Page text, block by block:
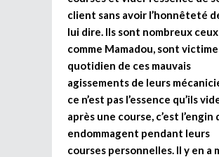
client sans avoir l’honnêteté
lui dire. Ils sont nombreux ceux
comme Mamadou, sont
quotidien de ces mauvais
agissements de leurs
ce n’est pas l’essence qu’ils
après une course, c’est l’engin
endommagent pendant leurs
courses personnelles. Il y en a